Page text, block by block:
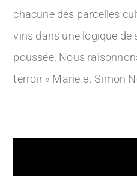
chacune des parcelles
vins dans une logique de
poussée. Nous
terroir » Marie et Simon